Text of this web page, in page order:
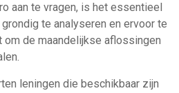
aan te vragen, is het essentieel
te analyseren en ervoor te
om de maandelijkse aflossingen
leningen die beschikbaar zijn